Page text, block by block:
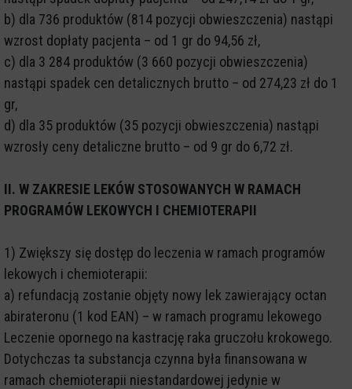
b) dla 736 produktów (814 pozycji obwieszczenia) nastąpi
wzrost dopłaty pacjenta – od 1 gr do 94,56 zł,
c) dla 3 284 produktów (3 660 pozycji obwieszczenia)
nastąpi spadek cen detalicznych brutto – od 274,23 zł do 1
gr,
d) dla 35 produktów (35 pozycji obwieszczenia) nastąpi
wzrosły ceny detaliczne brutto – od 9 gr do 6,72 zł.
II. W ZAKRESIE LEKÓW STOSOWANYCH W RAMACH
PROGRAMÓW LEKOWYCH I CHEMIOTERAPII
1) Zwiększy się dostęp do leczenia w ramach programów
lekowych i chemioterapii:
a) refundacją zostanie objęty nowy lek zawierający octan
abirateronu (1 kod EAN) – w ramach programu lekowego
Leczenie opornego na kastrację raka gruczołu krokowego.
Dotychczas ta substancja czynna była finansowana w
ramach chemioterapii niestandardowej jedynie w